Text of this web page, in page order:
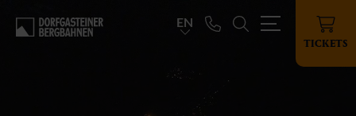
TICKETS
EN